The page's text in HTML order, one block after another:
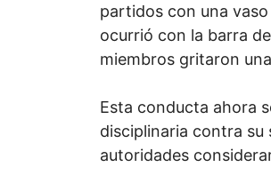
partidos con una
ocurrió con la barra
miembros gritaron
Esta conducta ahora
disciplinaria contra su
autoridades